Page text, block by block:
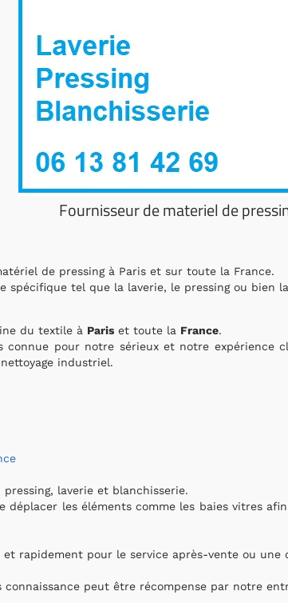
Fournisseur de materiel de
de pressing à Paris et sur toute la France.
spécifique tel que la laverie, le pressing ou bien
du textile à Paris et toute la France.
connue pour notre sérieux et notre expérience
industriel.
laverie et blanchisserie.
déplacer les éléments comme les baies vitres
rapidement pour le service après-vente ou
connaissance peut être récompense par notre